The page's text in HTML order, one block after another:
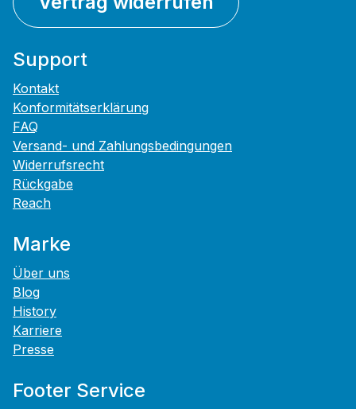
Support
Kontakt
Konformitätserklärung
FAQ
Versand- und Zahlungsbedingungen
Widerrufsrecht
Rückgabe
Reach
Marke
Über uns
Blog
History
Karriere
Presse
Footer Service